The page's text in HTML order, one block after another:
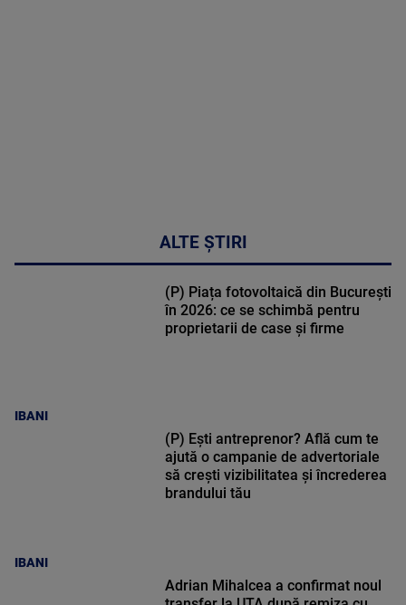
ALTE ȘTIRI
IBANI
(P) Piața fotovoltaică din București
în 2026: ce se schimbă pentru
proprietarii de case și firme
IBANI
(P) Ești antreprenor? Află cum te
ajută o campanie de advertoriale
să crești vizibilitatea și încrederea
brandului tău
Adrian Mihalcea a confirmat noul